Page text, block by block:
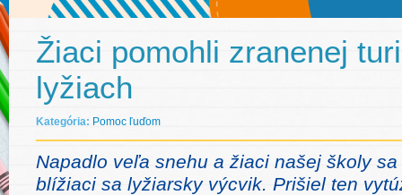
Žiaci pomohli zranenej
lyžiach
Kategória: Pomoc ľuďom
Napadlo veľa snehu a žiaci našej školy
blížiaci sa lyžiarsky výcvik. Prišiel ten